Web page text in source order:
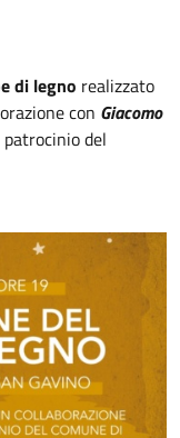
di legno realizzato
con Giacomo
del